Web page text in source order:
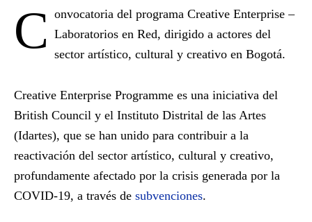
C onvocatoria del programa Creative Enterprise –
Laboratorios en Red, dirigido a actores del
sector artístico, cultural y creativo en Bogotá.
Creative Enterprise Programme es una iniciativa del
British Council y el Instituto Distrital de las Artes
(Idartes), que se han unido para contribuir a la
reactivación del sector artístico, cultural y creativo,
profundamente afectado por la crisis generada por la
COVID-19, a través de subvenciones.